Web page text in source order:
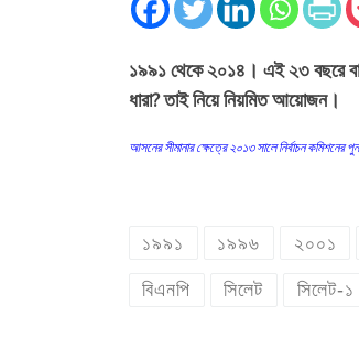
১৯৯১ থেকে ২০১৪। এই ২৩ বছরে
ধারা? তাই নিয়ে নিয়মিত আয়োজন।
আসনের সীমানার ক্ষেত্রে ২০১৩ সালে নির্বাচন কমিশনের
১৯৯১ ১৯৯৬ ২০০১
বিএনপি সিলেট সিলেট-১